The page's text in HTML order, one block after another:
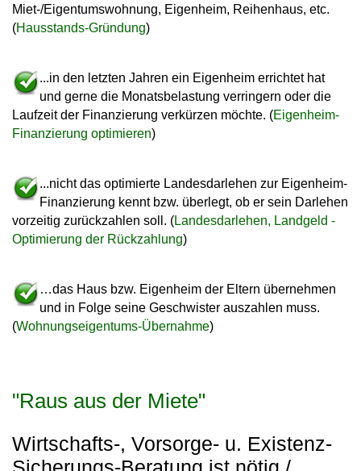
Miet-/Eigentumswohnung, Eigenheim, Reihenhaus, etc.
(Hausstands-Gründung)
...in den letzten Jahren ein Eigenheim errichtet hat
und gerne die Monatsbelastung verringern oder die
Laufzeit der Finanzierung verkürzen möchte. (Eigenheim-
Finanzierung optimieren)
...nicht das optimierte Landesdarlehen zur Eigenheim-
Finanzierung kennt bzw. überlegt, ob er sein Darlehen
vorzeitig zurückzahlen soll. (Landesdarlehen, Landgeld -
Optimierung der Rückzahlung)
…das Haus bzw. Eigenheim der Eltern übernehmen
und in Folge seine Geschwister auszahlen muss.
(Wohnungseigentums-Übernahme)
"Raus aus der Miete"
Wirtschafts-, Vorsorge- u. Existenz-